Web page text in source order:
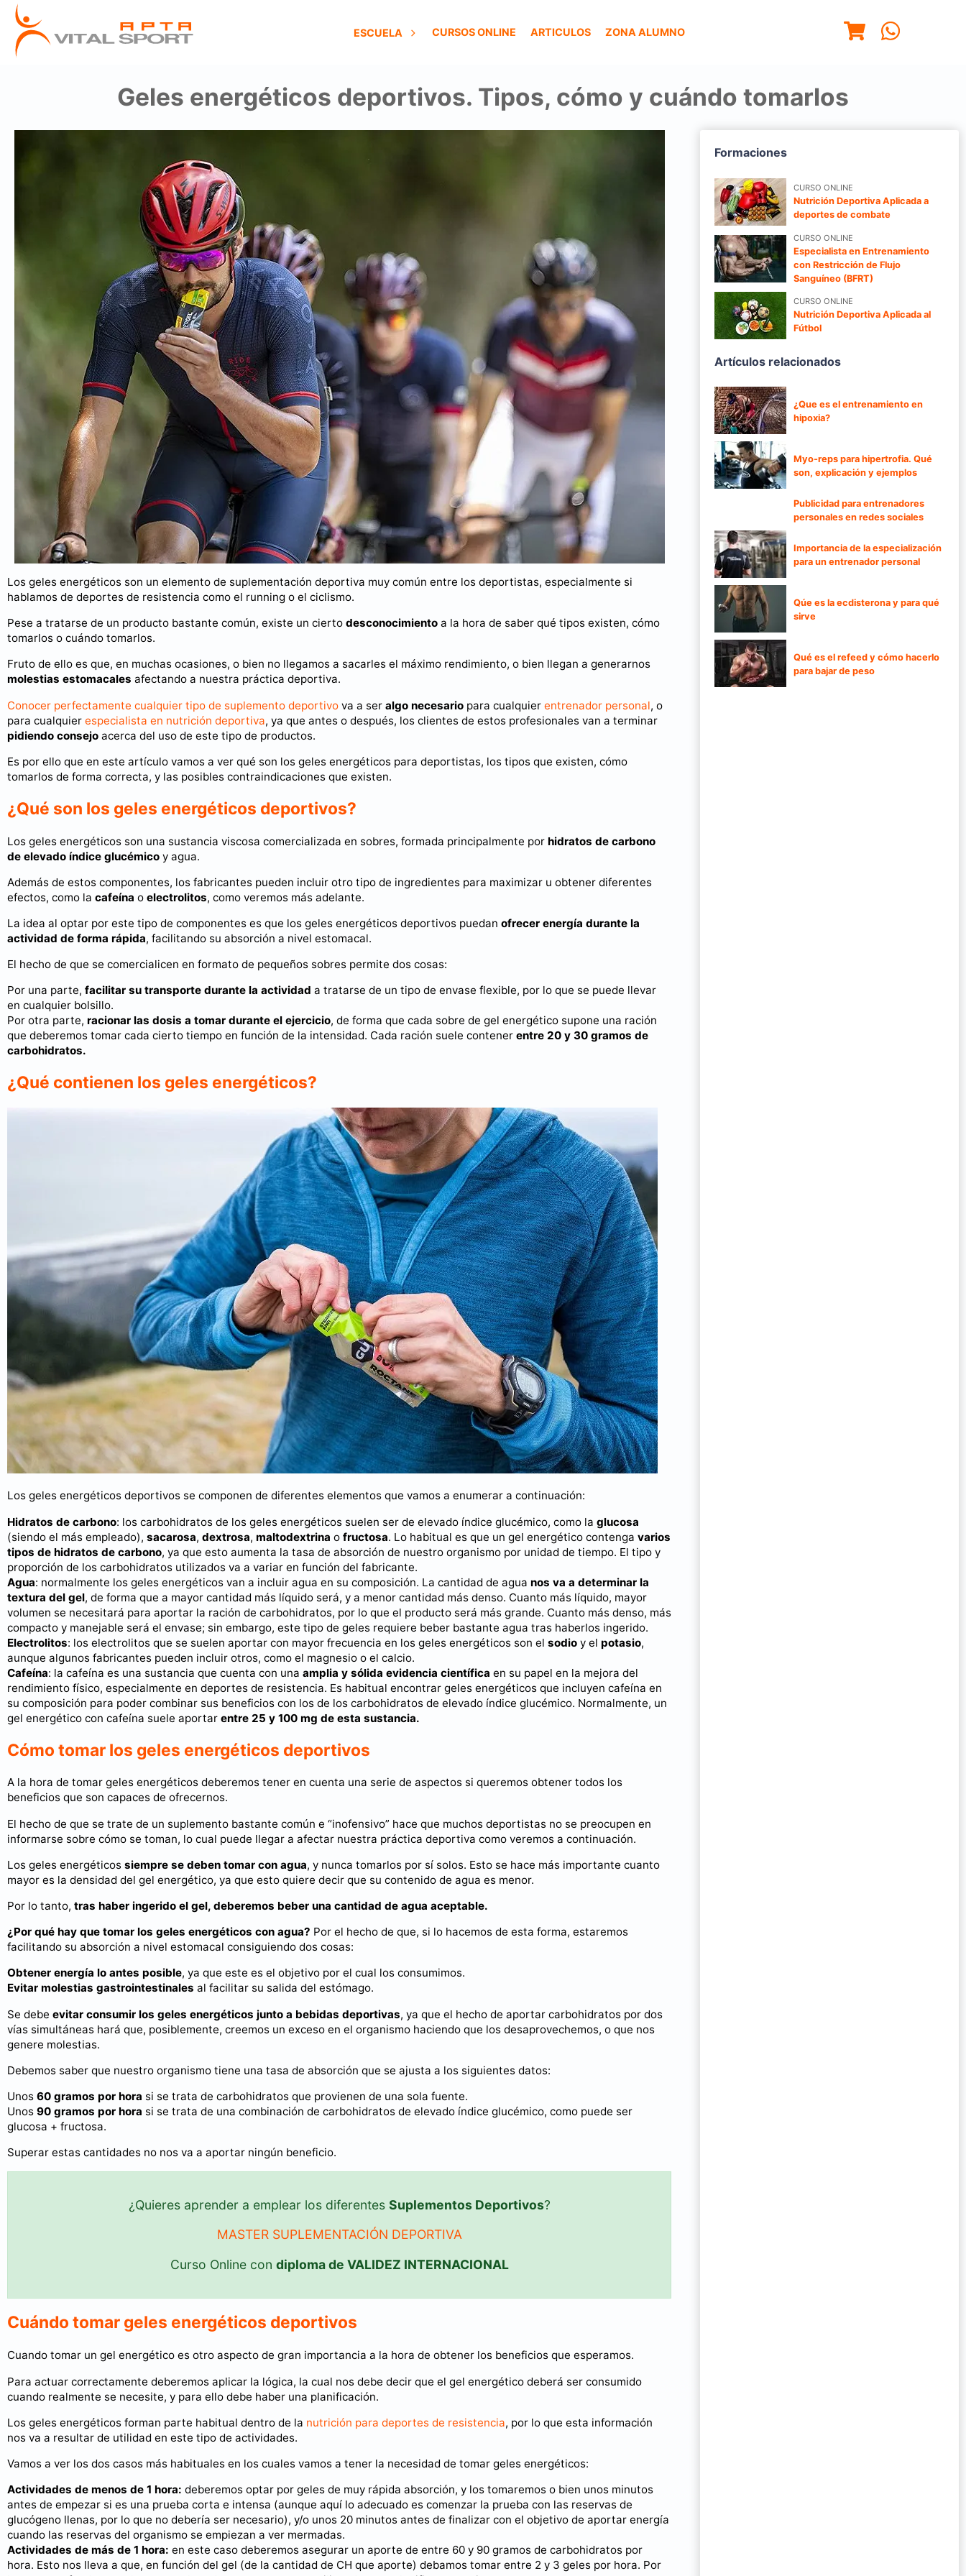
ESCUELA CURSOS ONLINE ARTICULOS ZONA ALUMNO
Geles energéticos deportivos. Tipos, cómo y cuándo tomarlos
Los geles energéticos son un elemento de suplementación deportiva muy común entre los deportistas, especialmente si
hablamos de deportes de resistencia como el running o el ciclismo.
Pese a tratarse de un producto bastante común, existe un cierto desconocimiento a la hora de saber qué tipos existen, cómo
tomarlos o cuándo tomarlos.
Fruto de ello es que, en muchas ocasiones, o bien no llegamos a sacarles el máximo rendimiento, o bien llegan a generarnos
molestias estomacales afectando a nuestra práctica deportiva.
Conocer perfectamente cualquier tipo de suplemento deportivo va a ser algo necesario para cualquier entrenador personal, o
para cualquier especialista en nutrición deportiva, ya que antes o después, los clientes de estos profesionales van a terminar
pidiendo consejo acerca del uso de este tipo de productos.
Es por ello que en este artículo vamos a ver qué son los geles energéticos para deportistas, los tipos que existen, cómo
tomarlos de forma correcta, y las posibles contraindicaciones que existen.
¿Qué son los geles energéticos deportivos?
Los geles energéticos son una sustancia viscosa comercializada en sobres, formada principalmente por hidratos de carbono
de elevado índice glucémico y agua.
Además de estos componentes, los fabricantes pueden incluir otro tipo de ingredientes para maximizar u obtener diferentes
efectos, como la cafeína o electrolitos, como veremos más adelante.
La idea al optar por este tipo de componentes es que los geles energéticos deportivos puedan ofrecer energía durante la
actividad de forma rápida, facilitando su absorción a nivel estomacal.
El hecho de que se comercialicen en formato de pequeños sobres permite dos cosas:
Por una parte, facilitar su transporte durante la actividad a tratarse de un tipo de envase flexible, por lo que se puede llevar
en cualquier bolsillo.
Por otra parte, racionar las dosis a tomar durante el ejercicio, de forma que cada sobre de gel energético supone una ración
que deberemos tomar cada cierto tiempo en función de la intensidad. Cada ración suele contener entre 20 y 30 gramos de
carbohidratos.
¿Qué contienen los geles energéticos?
Los geles energéticos deportivos se componen de diferentes elementos que vamos a enumerar a continuación:
Hidratos de carbono: los carbohidratos de los geles energéticos suelen ser de elevado índice glucémico, como la glucosa
(siendo el más empleado), sacarosa, dextrosa, maltodextrina o fructosa. Lo habitual es que un gel energético contenga varios
tipos de hidratos de carbono, ya que esto aumenta la tasa de absorción de nuestro organismo por unidad de tiempo. El tipo y
proporción de los carbohidratos utilizados va a variar en función del fabricante.
Agua: normalmente los geles energéticos van a incluir agua en su composición. La cantidad de agua nos va a determinar la
textura del gel, de forma que a mayor cantidad más líquido será, y a menor cantidad más denso. Cuanto más líquido, mayor
volumen se necesitará para aportar la ración de carbohidratos, por lo que el producto será más grande. Cuanto más denso, más
compacto y manejable será el envase; sin embargo, este tipo de geles requiere beber bastante agua tras haberlos ingerido.
Electrolitos: los electrolitos que se suelen aportar con mayor frecuencia en los geles energéticos son el sodio y el potasio,
aunque algunos fabricantes pueden incluir otros, como el magnesio o el calcio.
Cafeína: la cafeína es una sustancia que cuenta con una amplia y sólida evidencia científica en su papel en la mejora del
rendimiento físico, especialmente en deportes de resistencia. Es habitual encontrar geles energéticos que incluyen cafeína en
su composición para poder combinar sus beneficios con los de los carbohidratos de elevado índice glucémico. Normalmente, un
gel energético con cafeína suele aportar entre 25 y 100 mg de esta sustancia.
Cómo tomar los geles energéticos deportivos
A la hora de tomar geles energéticos deberemos tener en cuenta una serie de aspectos si queremos obtener todos los
beneficios que son capaces de ofrecernos.
El hecho de que se trate de un suplemento bastante común e “inofensivo” hace que muchos deportistas no se preocupen en
informarse sobre cómo se toman, lo cual puede llegar a afectar nuestra práctica deportiva como veremos a continuación.
Los geles energéticos siempre se deben tomar con agua, y nunca tomarlos por sí solos. Esto se hace más importante cuanto
mayor es la densidad del gel energético, ya que esto quiere decir que su contenido de agua es menor.
Por lo tanto, tras haber ingerido el gel, deberemos beber una cantidad de agua aceptable.
¿Por qué hay que tomar los geles energéticos con agua? Por el hecho de que, si lo hacemos de esta forma, estaremos
facilitando su absorción a nivel estomacal consiguiendo dos cosas:
Obtener energía lo antes posible, ya que este es el objetivo por el cual los consumimos.
Evitar molestias gastrointestinales al facilitar su salida del estómago.
Se debe evitar consumir los geles energéticos junto a bebidas deportivas, ya que el hecho de aportar carbohidratos por dos
vías simultáneas hará que, posiblemente, creemos un exceso en el organismo haciendo que los desaprovechemos, o que nos
genere molestias.
Debemos saber que nuestro organismo tiene una tasa de absorción que se ajusta a los siguientes datos:
Unos 60 gramos por hora si se trata de carbohidratos que provienen de una sola fuente.
Unos 90 gramos por hora si se trata de una combinación de carbohidratos de elevado índice glucémico, como puede ser
glucosa + fructosa.
Superar estas cantidades no nos va a aportar ningún beneficio.
¿Quieres aprender a emplear los diferentes Suplementos Deportivos?
MASTER SUPLEMENTACIÓN DEPORTIVA
Curso Online con diploma de VALIDEZ INTERNACIONAL
Cuándo tomar geles energéticos deportivos
Cuando tomar un gel energético es otro aspecto de gran importancia a la hora de obtener los beneficios que esperamos.
Para actuar correctamente deberemos aplicar la lógica, la cual nos debe decir que el gel energético deberá ser consumido
cuando realmente se necesite, y para ello debe haber una planificación.
Los geles energéticos forman parte habitual dentro de la nutrición para deportes de resistencia, por lo que esta información
nos va a resultar de utilidad en este tipo de actividades.
Vamos a ver los dos casos más habituales en los cuales vamos a tener la necesidad de tomar geles energéticos:
Actividades de menos de 1 hora: deberemos optar por geles de muy rápida absorción, y los tomaremos o bien unos minutos
antes de empezar si es una prueba corta e intensa (aunque aquí lo adecuado es comenzar la prueba con las reservas de
glucógeno llenas, por lo que no debería ser necesario), y/o unos 20 minutos antes de finalizar con el objetivo de aportar energía
cuando las reservas del organismo se empiezan a ver mermadas.
Actividades de más de 1 hora: en este caso deberemos asegurar un aporte de entre 60 y 90 gramos de carbohidratos por
hora. Esto nos lleva a que, en función del gel (de la cantidad de CH que aporte) debamos tomar entre 2 y 3 geles por hora. Por
Formaciones
CURSO ONLINE
Nutrición Deportiva Aplicada a
deportes de combate
CURSO ONLINE
Especialista en Entrenamiento
con Restricción de Flujo
Sanguíneo (BFRT)
CURSO ONLINE
Nutrición Deportiva Aplicada al
Fútbol
Artículos relacionados
¿Que es el entrenamiento en
hipoxia?
Myo-reps para hipertrofia. Qué
son, explicación y ejemplos
Publicidad para entrenadores
personales en redes sociales
Importancia de la especialización
para un entrenador personal
Qúe es la ecdisterona y para qué
sirve
Qué es el refeed y cómo hacerlo
para bajar de peso